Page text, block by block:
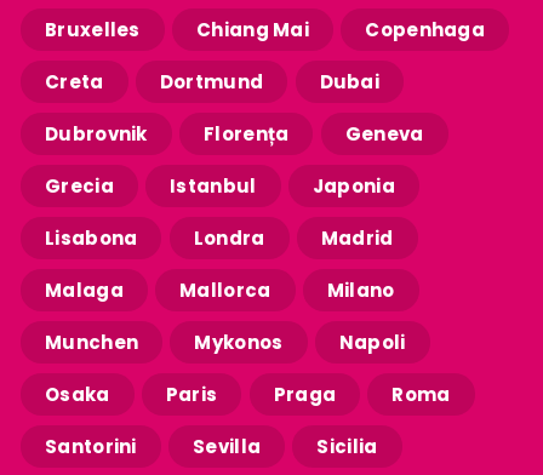
Bruxelles Chiang Mai Copenhaga
Creta Dortmund Dubai
Dubrovnik Florența Geneva
Grecia Istanbul Japonia
Lisabona Londra Madrid
Malaga Mallorca Milano
Munchen Mykonos Napoli
Osaka Paris Praga Roma
Santorini Sevilla Sicilia